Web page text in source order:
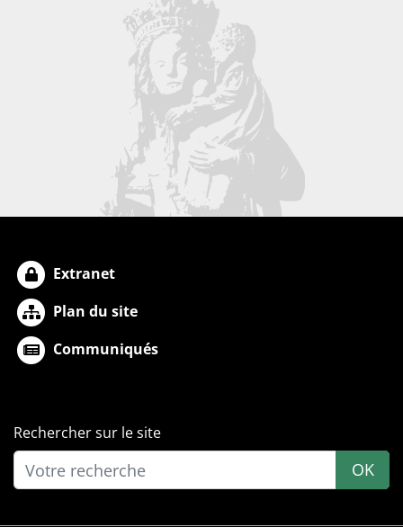
Extranet
Plan du site
Communiqués
Rechercher sur le site
OK